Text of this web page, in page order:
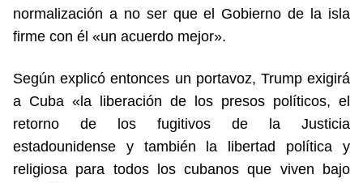
normalización a no ser que el Gobierno de la isla
firme con él «un acuerdo mejor».
Según explicó entonces un portavoz, Trump exigirá
a Cuba «la liberación de los presos políticos, el
retorno de los fugitivos de la Justicia
estadounidense y también la libertad política y
religiosa para todos los cubanos que viven bajo